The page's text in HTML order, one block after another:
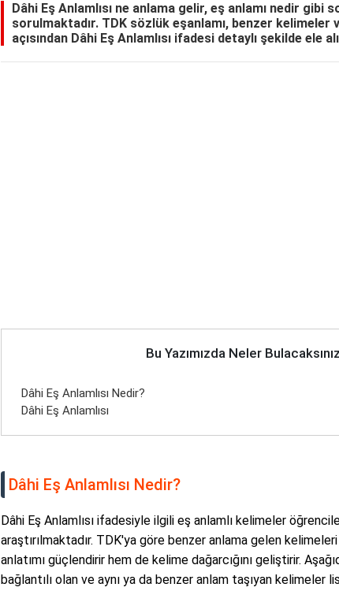
Dâhi Eş Anlamlısı ne anlama gelir, eş anlamı nedir gibi
sorulmaktadır. TDK sözlük eşanlamı, benzer kelimeler
açısından Dâhi Eş Anlamlısı ifadesi detaylı şekilde ele
Bu Yazımızda Neler
Dâhi Eş Anlamlısı Nedir?
Dâhi Eş Anlamlısı
Dâhi Eş Anlamlısı Nedir?
Dâhi Eş Anlamlısı ifadesiyle ilgili eş anlamlı kelimeler
araştırılmaktadır. TDK'ya göre benzer anlama gelen
anlatımı güçlendirir hem de kelime dağarcığını geliştirir.
bağlantılı olan ve aynı ya da benzer anlam taşıyan kelimeler